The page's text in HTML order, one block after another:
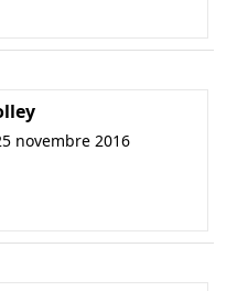
novembre 2016